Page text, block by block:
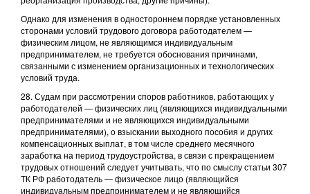
Однако для изменения в одностороннем порядке установленных
сторонами условий трудового договора работодателем —
физическим лицом, не являющимся индивидуальным
предпринимателем, не требуется обоснования причинами,
связанными с изменением организационных и технологических
условий труда.
28. Судам при рассмотрении споров работников, работающих у
работодателей — физических лиц (являющихся индивидуальными
предпринимателями и не являющихся индивидуальными
предпринимателями), о взыскании выходного пособия и других
компенсационных выплат, в том числе среднего месячного
заработка на период трудоустройства, в связи с прекращением
трудовых отношений следует учитывать, что по смыслу статьи 307
ТК РФ работодатель — физическое лицо (являющийся
индивидуальным предпринимателем и не являющийся